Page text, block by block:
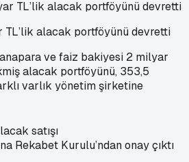
TL’lik alacak portföyünü devretti
ve faiz bakiyesi 2 milyar
alacak portföyünü, 353,5
varlık yönetim şirketine
satışı